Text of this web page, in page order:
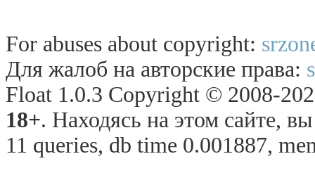
For abuses about copyright:
Для жалоб на авторские права:
Float 1.0.3 Copyright © 2008-
18+. Находясь на этом сайте,
11 queries, db time 0.001887,